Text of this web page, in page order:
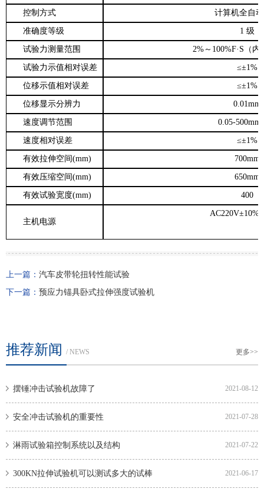
控制方式 计算机全自
准确度等级 1 级
试验力测量范围 2%～100%F·S（
试验力示值相对误差 ≤±1%
位移示值相对误差 ≤±1%
位移显示分辨力 0.01mm
速度调节范围 0.05-
速度相对误差 ≤±1%
有效拉伸空间(mm) 700mm
有效压缩空间(mm) 650mm
有效试验宽度(mm) 400
主机电源
AC220V±10%
上一篇： 汽车皮带轮扭转性能试验
下一篇： 预应力锚具卧式拉伸强度试验机
推荐新闻 / NEWS 更多>>
2021-08-12
摆锤冲击试验机故障了
2021-07-28
安全冲击试验机的重要性
2021-07-22
淋雨试验箱控制系统以及结构
2021-06-17
300KN拉伸试验机可以测试多大的试棒